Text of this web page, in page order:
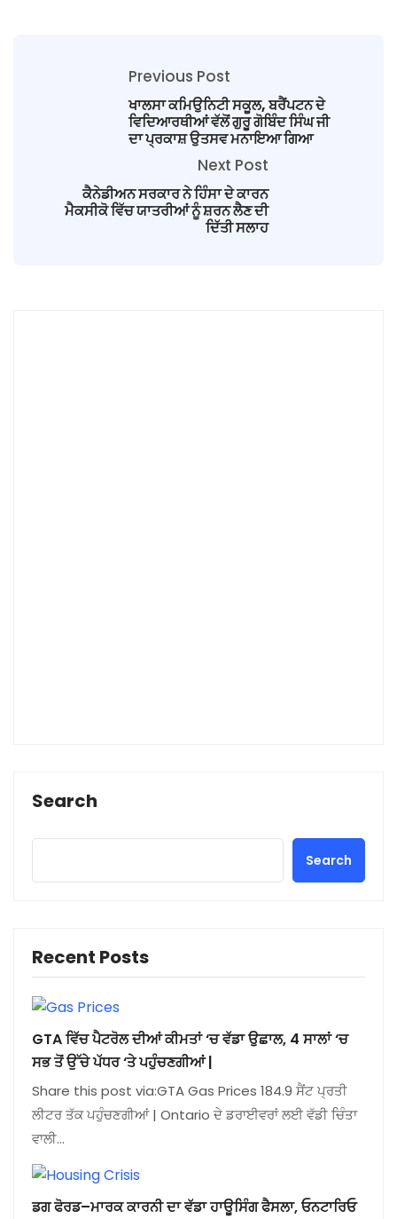
Previous Post
ਖਾਲਸਾ ਕਮਿਉਨਿਟੀ ਸਕੂਲ, ਬਰੈਂਪਟਨ ਦੇ
ਵਿਦਿਆਰਥੀਆਂ ਵੱਲੋਂ ਗੁਰੂ ਗੋਬਿੰਦ ਸਿੰਘ ਜੀ
ਦਾ ਪ੍ਰਕਾਸ਼ ਉਤਸਵ ਮਨਾਇਆ ਗਿਆ
Next Post
ਕੈਨੇਡੀਅਨ ਸਰਕਾਰ ਨੇ ਹਿੰਸਾ ਦੇ ਕਾਰਨ
ਮੈਕਸੀਕੋ ਵਿੱਚ ਯਾਤਰੀਆਂ ਨੂੰ ਸ਼ਰਨ ਲੈਣ ਦੀ
ਦਿੱਤੀ ਸਲਾਹ
Search
Search
Recent Posts
GTA ਵਿੱਚ ਪੈਟਰੋਲ ਦੀਆਂ ਕੀਮਤਾਂ ‘ਚ ਵੱਡਾ ਉਛਾਲ, 4 ਸਾਲਾਂ ‘ਚ
ਸਭ ਤੋਂ ਉੱਚੇ ਪੱਧਰ ‘ਤੇ ਪਹੁੰਚਣਗੀਆਂ |
Share this post via:GTA Gas Prices 184.9 ਸੈਂਟ ਪ੍ਰਤੀ
ਲੀਟਰ ਤੱਕ ਪਹੁੰਚਣਗੀਆਂ | Ontario ਦੇ ਡਰਾਈਵਰਾਂ ਲਈ ਵੱਡੀ ਚਿੰਤਾ
ਵਾਲੀ…
ਡਗ ਫੋਰਡ–ਮਾਰਕ ਕਾਰਨੀ ਦਾ ਵੱਡਾ ਹਾਊਸਿੰਗ ਫੈਸਲਾ, ਓਨਟਾਰਿਓ